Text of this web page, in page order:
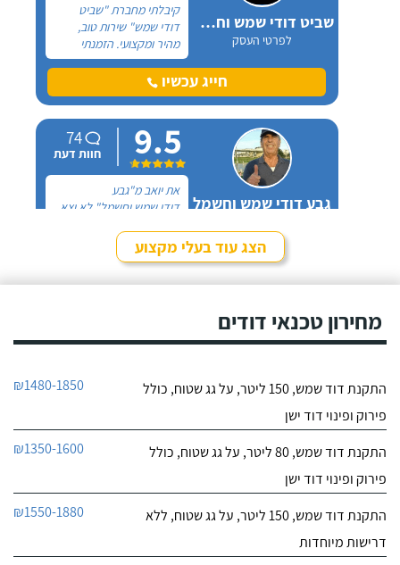
שביט דודי שמש וחשמל בע"מ
לפרטי העסק
קיבלתי מחברת "שביט
דודי שמש" שירות טוב,
מהיר ומקצועי. הזמנתי
אותם לא מזמן, כשהתפוצץ
לי הדוד שמש של הדירה.חייג עכשיו
גבע דודי שמש וחשמל
9.5
74
חוות דעת
את יואב מ"גבע
דודי שמש וחשמל" לא יצא
כל ההתקשרות איתו הייתה
דרך הטלפון. מדובר בדודחייג עכשיו
כרומגן דודי שמש
לפרטי העסק
מהשירות של חברת "טל
קולט, יצרתי קשר טלפונית
דניאל, הוא היה מקסים
ואדיב וכבר מהרגע הראשון
התרשמתי ממנו לטובה.
חייג עכשיו
הצג עוד בעלי מקצוע
מחירון טכנאי דודים
התקנת דוד שמש, 150 ליטר, על גג שטוח, כולל
פירוק ופינוי דוד ישן
₪1480-1850
התקנת דוד שמש, 80 ליטר, על גג שטוח, כולל
פירוק ופינוי דוד ישן
₪1350-1600
התקנת דוד שמש, 150 ליטר, על גג שטוח, ללא
דרישות מיוחדות
₪1550-1880